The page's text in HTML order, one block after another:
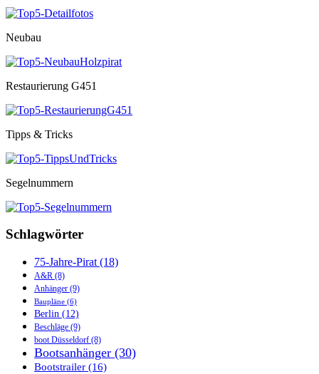
Neubau
Restaurierung G451
Tipps & Tricks
Segelnummern
Schlagwörter
75-Jahre-Pirat (18)
A&R (8)
Anhänger (9)
Baupläne (6)
Berlin (12)
Beschläge (9)
boot Düsseldorf (8)
Bootsanhänger (30)
Bootstrailer (16)